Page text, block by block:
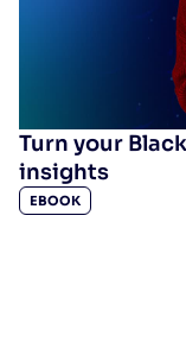
Turn your
insights
EBOOK